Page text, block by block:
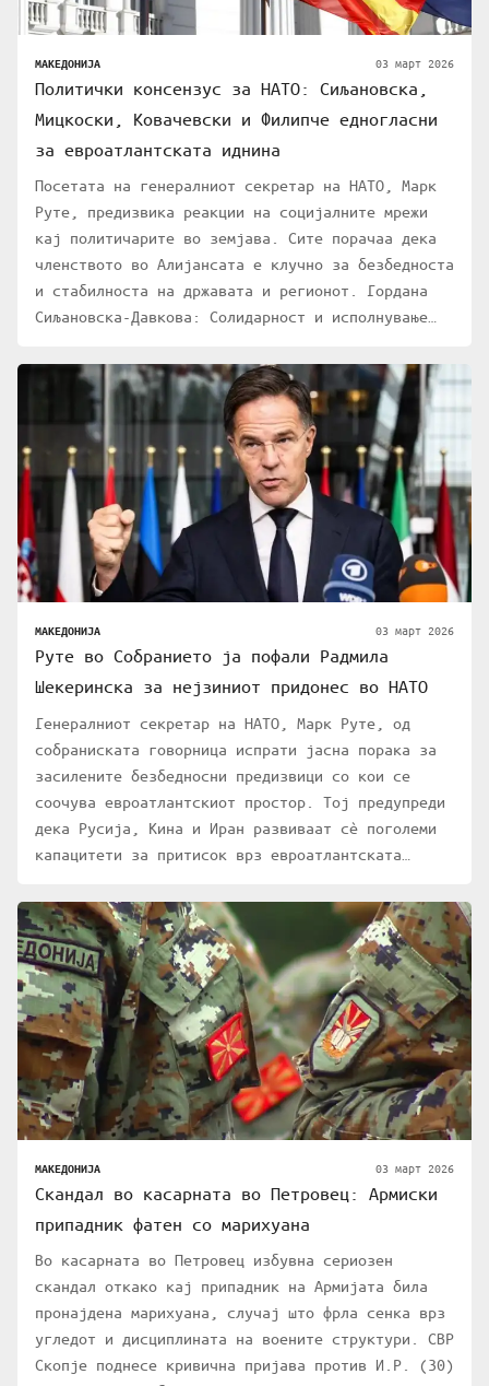
МАКЕДОНИЈА 03 март 2026
Политички консензус за НАТО: Сиљановска,
Мицкоски, Ковачевски и Филипче едногласни
за евроатлантската иднина
Посетата на генералниот секретар на НАТО, Марк
Руте, предизвика реакции на социјалните мрежи
кај политичарите во земјава. Сите порачаа дека
членството во Алијансата е клучно за безбедноста
и стабилноста на државата и регионот. Гордана
Сиљановска-Давкова: Солидарност и исполнување…
МАКЕДОНИЈА 03 март 2026
Руте во Собранието ја пофали Радмила
Шекеринска за нејзиниот придонес во НАТО
Генералниот секретар на НАТО, Марк Руте, од
собраниската говорница испрати јасна порака за
засилените безбедносни предизвици со кои се
соочува евроатлантскиот простор. Тој предупреди
дека Русија, Кина и Иран развиваат сѐ поголеми
капацитети за притисок врз евроатлантската…
МАКЕДОНИЈА 03 март 2026
Скандал во касарната во Петровец: Армиски
припадник фатен со марихуана
Во касарната во Петровец избувна сериозен
скандал откако кај припадник на Армијата била
пронајдена марихуана, случај што фрла сенка врз
угледот и дисциплината на воените структури. СВР
Скопје поднесе кривична пријава против И.Р. (30)